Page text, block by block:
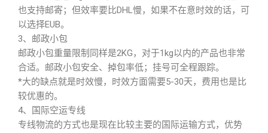
也支持邮寄；但效率要比DHL慢，如果不在意时效的话，可
以选择EUB。
3、邮政小包
邮政小包重量限制同样是2KG，对于1kg以内的产品也非常
合适。邮政小包安全、掉包率低；挂号可全程跟踪。
*大的缺点就是时效慢，时效方面需要5-30天，费用也是比
较优惠的。
4、国际空运专线
专线物流的方式也是现在比较主要的国际运输方式，优势